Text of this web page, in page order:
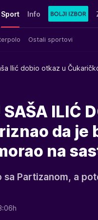
Sport
Ostali sportovi
Info
Ilić dobio otkaz u
SAŠA ILIĆ
da je
na
Partizanom, a